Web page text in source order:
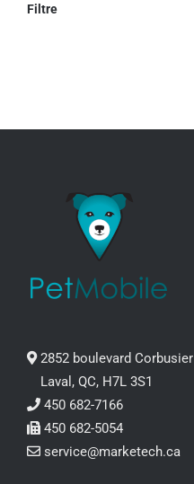
Filtre
2852 boulevard Corbusier
Laval, QC, H7L 3S1
450 682-7166
450 682-5054
service@marketech.ca